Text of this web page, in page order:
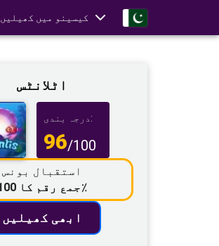
کیسینو میں کھیلیں
اٹلانٹس
درجہ بندی:
96/100
استقبال بونس
جمع رقم کا 100٪
ابھی کھیلیں